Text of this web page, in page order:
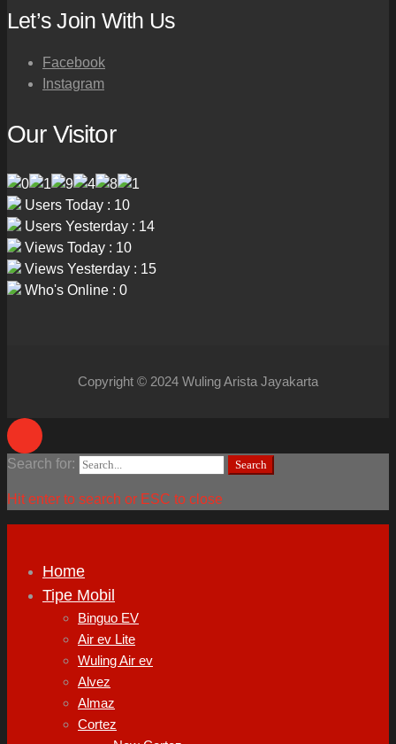
Let’s Join With Us
Facebook
Instagram
Our Visitor
Users Today : 10
Users Yesterday : 14
Views Today : 10
Views Yesterday : 15
Who's Online : 0
Copyright © 2024 Wuling Arista Jayakarta
Search for: Search
Hit enter to search or ESC to close
Home
Tipe Mobil
Binguo EV
Air ev Lite
Wuling Air ev
Alvez
Almaz
Cortez